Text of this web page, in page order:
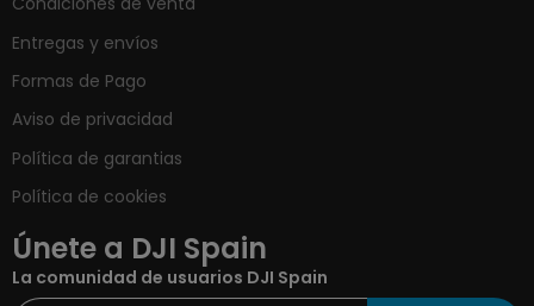
Entregas y envíos
Formas de Pago
Aviso de privacidad
Política de garantias
Política de cookies
Únete a DJI Spain
La comunidad de usuarios DJI Spain